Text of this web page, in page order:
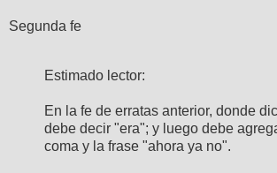
Segunda fe
Estimado lector:
En la fe de erratas anterior, donde
debe decir "era"; y luego debe
coma y la frase "ahora ya no".